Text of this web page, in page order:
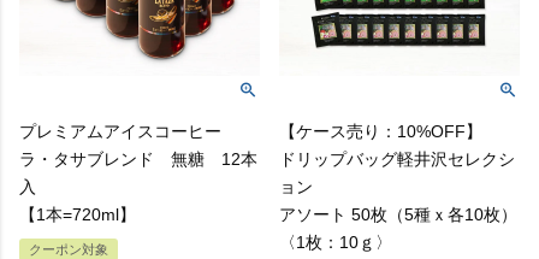
プレミアムアイスコーヒー
ラ・タサブレンド 無糖 12本
入
【1本=720ml】
クーポン対象
【ケース売り：10%OFF】
ドリップバッグ軽井沢セレクシ
ョン
アソート 50枚（5種ｘ各10枚）
〈1枚：10ｇ〉